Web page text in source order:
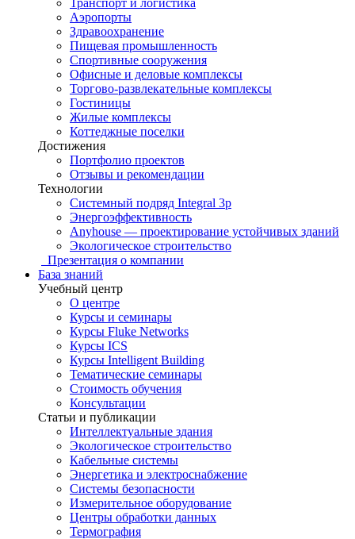
Аэропорты
Здравоохранение
Пищевая промышленность
Спортивные сооружения
Офисные и деловые комплексы
Торгово-развлекательные комплексы
Гостиницы
Жилые комплексы
Коттеджные поселки
Достижения
Портфолио проектов
Отзывы и рекомендации
Технологии
Системный подряд Integral 3p
Энергоэффективность
Anyhouse — проектирование устойчивых зданий
Экологическое строительство
Презентация о компании
База знаний
Учебный центр
О центре
Курсы и семинары
Курсы Fluke Networks
Курсы ICS
Курсы Intelligent Building
Тематические семинары
Стоимость обучения
Консультации
Статьи и публикации
Интеллектуальные здания
Экологическое строительство
Кабельные системы
Энергетика и электроснабжение
Системы безопасности
Измерительное оборудование
Центры обработки данных
Термография